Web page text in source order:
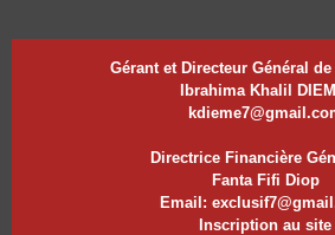
Gérant et Directeur Général
Ibrahima Khalil
Directrice Financière
Fanta Fifi Diop
Email:
Inscription au site